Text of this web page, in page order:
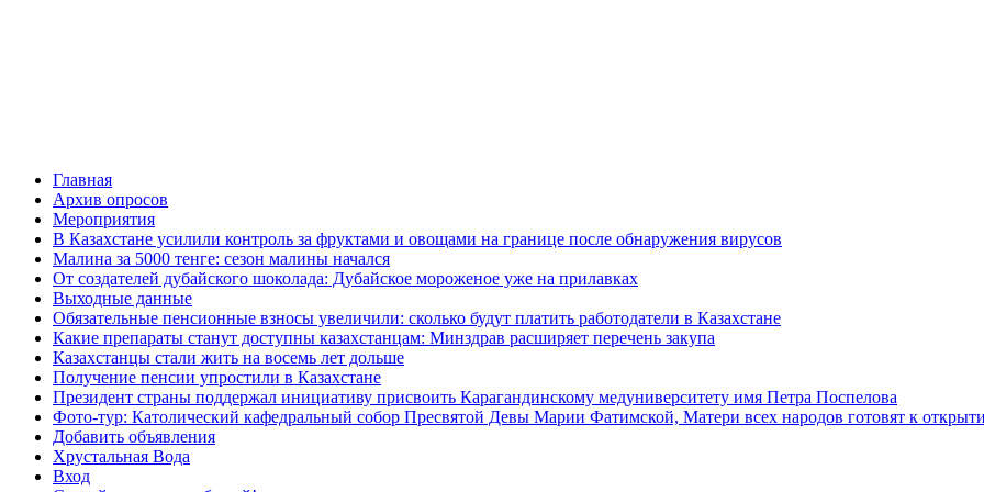
Главная
Архив опросов
Мероприятия
В Казахстане усилили контроль за фруктами и овощами на границе после обнаружения вирусов
Малина за 5000 тенге: сезон малины начался
От создателей дубайского шоколада: Дубайское мороженое уже на прилавках
Выходные данные
Обязательные пенсионные взносы увеличили: сколько будут платить работодатели в Казахстане
Какие препараты станут доступны казахстанцам: Минздрав расширяет перечень закупа
Казахстанцы стали жить на восемь лет дольше
Получение пенсии упростили в Казахстане
Президент страны поддержал инициативу присвоить Карагандинскому медуниверситету имя Петра Поспелова
Фото-тур: Католический кафедральный собор Пресвятой Девы Марии Фатимской, Матери всех народов готовят к
Добавить объявления
Хрустальная Вода
Вход